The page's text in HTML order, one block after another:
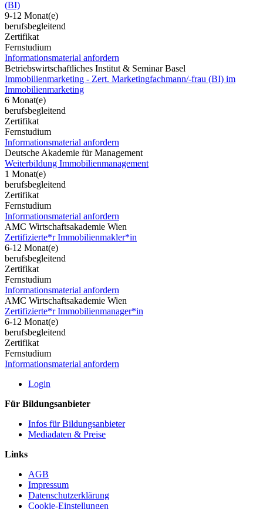
(BI)
9-12 Monat(e)
berufsbegleitend
Zertifikat
Fernstudium
Informationsmaterial anfordern
Betriebswirtschaftliches Institut & Seminar Basel
Immobilienmarketing - Zert. Marketingfachmann/-frau (BI) im
Immobilienmarketing
6 Monat(e)
berufsbegleitend
Zertifikat
Fernstudium
Informationsmaterial anfordern
Deutsche Akademie für Management
Weiterbildung Immobilienmanagement
1 Monat(e)
berufsbegleitend
Zertifikat
Fernstudium
Informationsmaterial anfordern
AMC Wirtschaftsakademie Wien
Zertifizierte*r Immobilienmakler*in
6-12 Monat(e)
berufsbegleitend
Zertifikat
Fernstudium
Informationsmaterial anfordern
AMC Wirtschaftsakademie Wien
Zertifizierte*r Immobilienmanager*in
6-12 Monat(e)
berufsbegleitend
Zertifikat
Fernstudium
Informationsmaterial anfordern
Login
Für Bildungsanbieter
Infos für Bildungsanbieter
Mediadaten & Preise
Links
AGB
Impressum
Datenschutzerklärung
Cookie-Einstellungen